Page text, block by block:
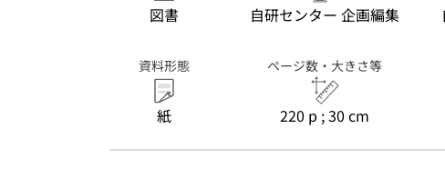
図書 自研センター 企画編集
資料形態
紙
ページ数・大きさ等
220 p ; 30 cm